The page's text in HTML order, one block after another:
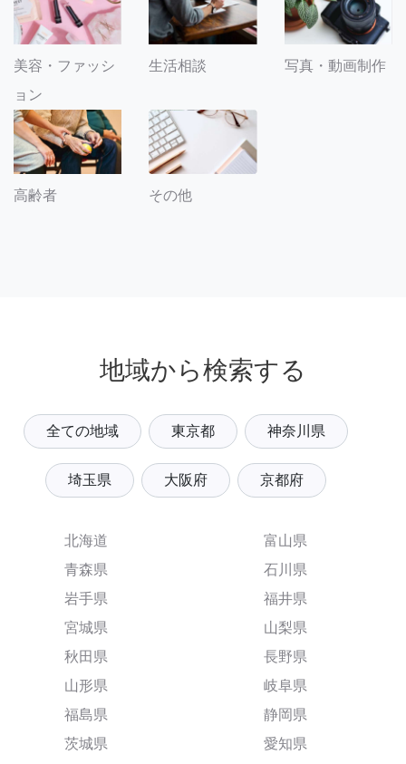
美容・ファッシ
ョン
生活相談 写真・動画制作
高齢者 その他
地域から検索する
全ての地域 東京都 神奈川県
埼玉県 大阪府 京都府
北海道
青森県
岩手県
宮城県
秋田県
山形県
福島県
茨城県
富山県
石川県
福井県
山梨県
長野県
岐阜県
静岡県
愛知県